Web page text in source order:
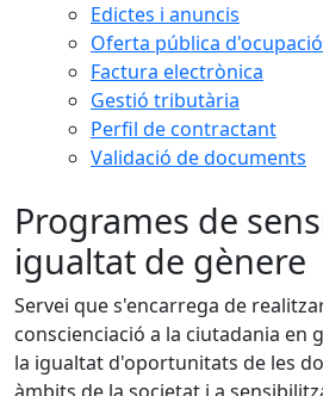
Edictes i anuncis
Oferta pública d'ocupació
Factura electrònica
Gestió tributària
Perfil de contractant
Validació de documents
Programes de
igualtat de gènere
Servei que s'encarrega de
conscienciació a la ciutadania en
la igualtat d'oportunitats de les